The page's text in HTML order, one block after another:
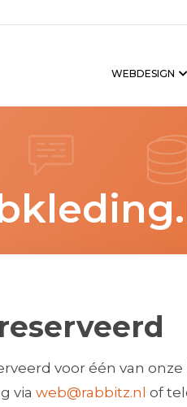
WEBDESIGN
voor één van
via web@rabbitz.nl of